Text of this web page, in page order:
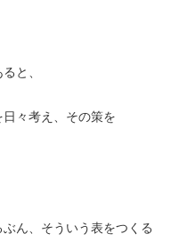
と、
々考え、その策を
ん、そういう表をつくる